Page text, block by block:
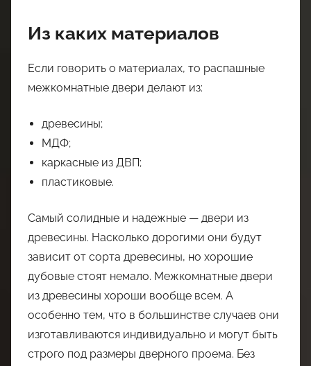
Из каких материалов
Если говорить о материалах, то распашные
межкомнатные двери делают из:
древесины;
МДФ;
каркасные из ДВП;
пластиковые.
Самый солидные и надежные — двери из
древесины. Насколько дорогими они будут
зависит от сорта древесины, но хорошие
дубовые стоят немало. Межкомнатные двери
из древесины хороши вообще всем. А
особенно тем, что в большинстве случаев они
изготавливаются индивидуально и могут быть
строго под размеры дверного проема. Без